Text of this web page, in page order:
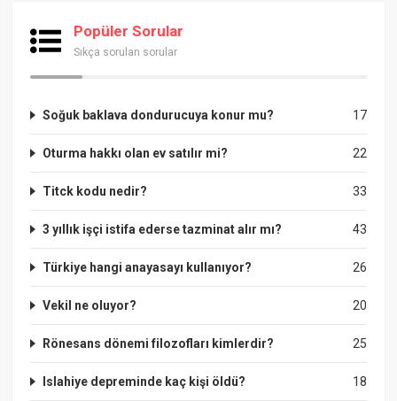
Popüler Sorular
Sıkça sorulan sorular
17
Soğuk baklava dondurucuya konur mu?
22
Oturma hakkı olan ev satılır mi?
33
Titck kodu nedir?
43
3 yıllık işçi istifa ederse tazminat alır mı?
26
Türkiye hangi anayasayı kullanıyor?
20
Vekil ne oluyor?
25
Rönesans dönemi filozofları kimlerdir?
18
Islahiye depreminde kaç kişi öldü?